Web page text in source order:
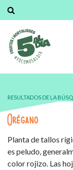
RESULTADOS DE LA
Orégano
Planta de tallos
es peludo,
color rojizo. Las